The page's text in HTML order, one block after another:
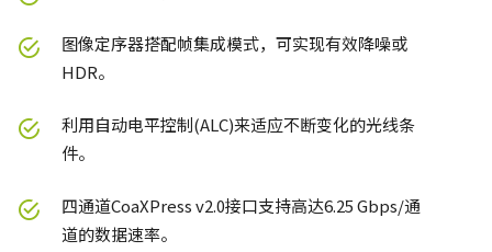
图像定序器搭配帧集成模式，可实现有效降噪或
HDR。
利用自动电平控制(ALC)来适应不断变化的光线条
件。
四通道CoaXPress v2.0接口支持高达6.25 Gbps/通
道的数据速率。